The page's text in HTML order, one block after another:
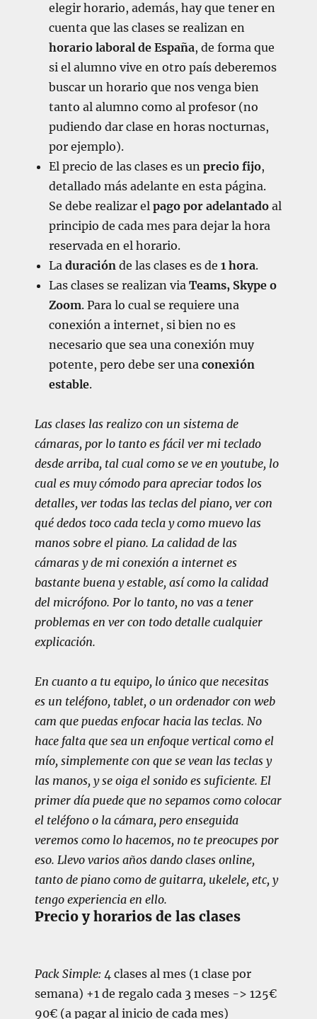
elegir horario, además, hay que tener en
cuenta que las clases se realizan en
horario laboral de España, de forma que
si el alumno vive en otro país deberemos
buscar un horario que nos venga bien
tanto al alumno como al profesor (no
pudiendo dar clase en horas nocturnas,
por ejemplo).
El precio de las clases es unprecio fijo,
detallado más adelante en esta página.
Se debe realizar elpago por adelantado al
principio de cada mes para dejar la hora
reservada en el horario.
Laduración de las clases es de1 hora.
Las clases se realizan viaTeams, Skype o
Zoom. Para lo cual se requiere una
conexión a internet, si bien no es
necesario que sea una conexión muy
potente, pero debe ser unaconexión
estable.
Las clases las realizo con un sistema de
cámaras, por lo tanto es fácil ver mi teclado
desde arriba, tal cual como se ve en youtube, lo
cual es muy cómodo para apreciar todos los
detalles, ver todas las teclas del piano, ver con
qué dedos toco cada tecla y como muevo las
manos sobre el piano. La calidad de las
cámaras y de mi conexión a internet es
bastante buena y estable, así como la calidad
del micrófono. Por lo tanto, no vas a tener
problemas en ver con todo detalle cualquier
explicación.
En cuanto a tu equipo, lo único que necesitas
es un teléfono, tablet, o un ordenador con web
cam que puedas enfocar hacia las teclas. No
hace falta que sea un enfoque vertical como el
mío, simplemente con que se vean las teclas y
las manos, y se oiga el sonido es suficiente. El
primer día puede que no sepamos como colocar
el teléfono o la cámara, pero enseguida
veremos como lo hacemos, no te preocupes por
eso. Llevo varios años dando clases online,
tanto de piano como de guitarra, ukelele, etc, y
tengo experiencia en ello.
Precio y horarios de las clases
Pack Simple: 4 clases al mes (1 clase por
semana) +1 de regalo cada 3 meses ->125€
90€ (a pagar al inicio de cada mes)